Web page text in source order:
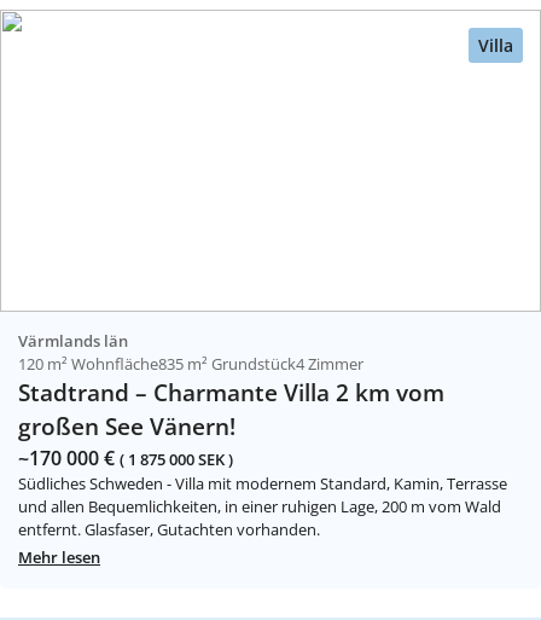
Villa
Värmlands län
120 m² Wohnfläche835 m² Grundstück4 Zimmer
Stadtrand – Charmante Villa 2 km vom
großen See Vänern!
~170 000 € ( 1 875 000 SEK )
Südliches Schweden - Villa mit modernem Standard, Kamin, Terrasse
und allen Bequemlichkeiten, in einer ruhigen Lage, 200 m vom Wald
entfernt. Glasfaser, Gutachten vorhanden.
Mehr lesen